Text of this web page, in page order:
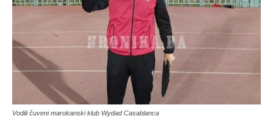
Vodili čuveni marokanski klub Wydad Casablanca